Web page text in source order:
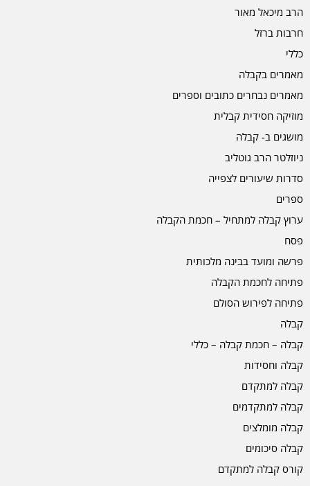
הרב מיכאל מאור
חרבות ברזל
כללי
מאמרים בקבלה
מאמרים נבחרים כתובים וספרים
מוזיקה חסידית קבלית
מושגים ב- קבלה
ניוזלטר הרב גוטליב
סדרות שיעורים לצפייה
ספרים
ערוץ קבלה למתחיל – חכמת הקבלה
פסח
פרשה ומועד בבינה מלכותית
פתיחה לחכמת הקבלה
פתיחה לפירוש הסולם
קבלה
קבלה – חכמת קבלה – כללי
קבלה וחסידות
קבלה למתקדם
קבלה למתקדמים
קבלה מומלצים
קבלה סיכומים
קורס קבלה למתקדם